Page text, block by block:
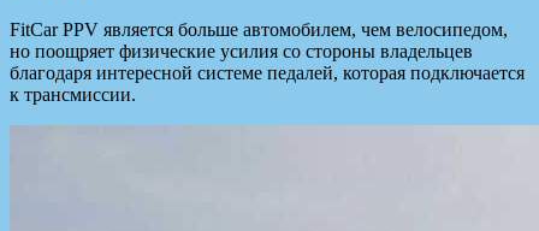
FitCar PPV является больше автомобилем, чем велосипедом,
но поощряет физические усилия со стороны владельцев
благодаря интересной системе педалей, которая подключается
к трансмиссии.